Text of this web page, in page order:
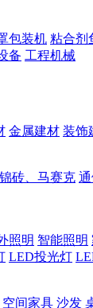
包装机 粘合剂
备 工程机械
金属建材 装饰
锦砖、马赛克
照明 智能照明
LED投光灯
空间家具 沙发